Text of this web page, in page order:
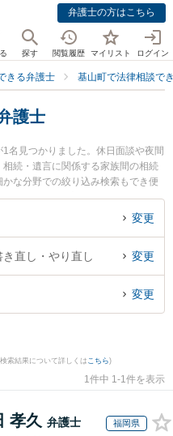
弁護士の方はこちら
探す 閲覧履歴 マイリスト ログイン
きる弁護士 基山町で法律相談で
護士
名見つかりました。休日面談や夜間
続・遺言に関係する家族間の相続
な分野での絞り込み検索もでき便
大雅弁護士のプロフィール情報や弁
基山町で土日や夜間に発生した遺
たい』『遺言変更のトラブル解決
』などでお困りの相談者さんにお
変更
直し・やり直し 変更
変更
索結果について詳しくは こちら)
1件中 1-1件を表示
孝久 弁護士 福岡県